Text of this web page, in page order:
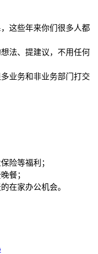
这些年来你们很多人都
法、提建议，不用任何
业务和非业务部门打交
险等福利；
餐；
在家办公机会。